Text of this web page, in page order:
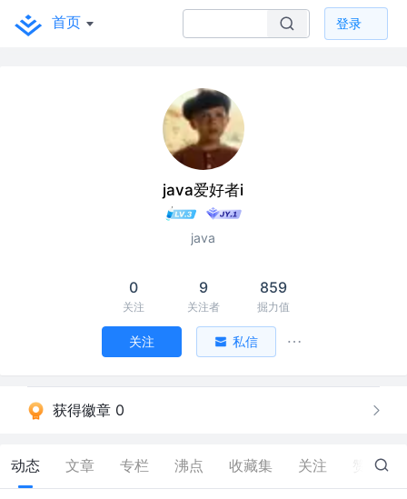
首页 登录
java爱好者i
java
0
关注
9
关注者
859
掘力值
关注 私信
获得徽章 0
动态 文章 专栏 沸点 收藏集 关注 4